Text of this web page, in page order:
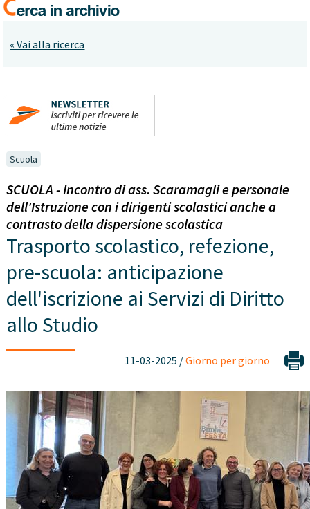
« Vai alla ricerca
Scuola
SCUOLA - Incontro di ass. Scaramagli e personale
dell'Istruzione con i dirigenti scolastici anche a
contrasto della dispersione scolastica
Trasporto scolastico, refezione,
pre-scuola: anticipazione
dell'iscrizione ai Servizi di Diritto
allo Studio
11-03-2025 /Giorno per giorno